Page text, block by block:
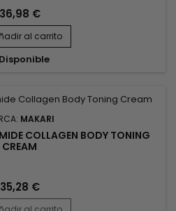
36,98 €
al carrito
Disponible
MAKARI
COLLAGEN BODY TONING
CREAM
35,28 €